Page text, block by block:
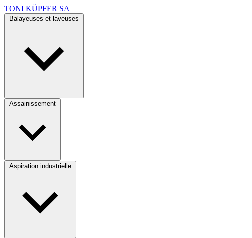
TONI KÜPFER SA